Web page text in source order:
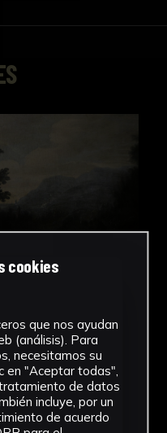
cookies
que nos ayudan
(análisis). Para
necesitamos su
en "Aceptar todas",
de datos
incluye, por un
de acuerdo